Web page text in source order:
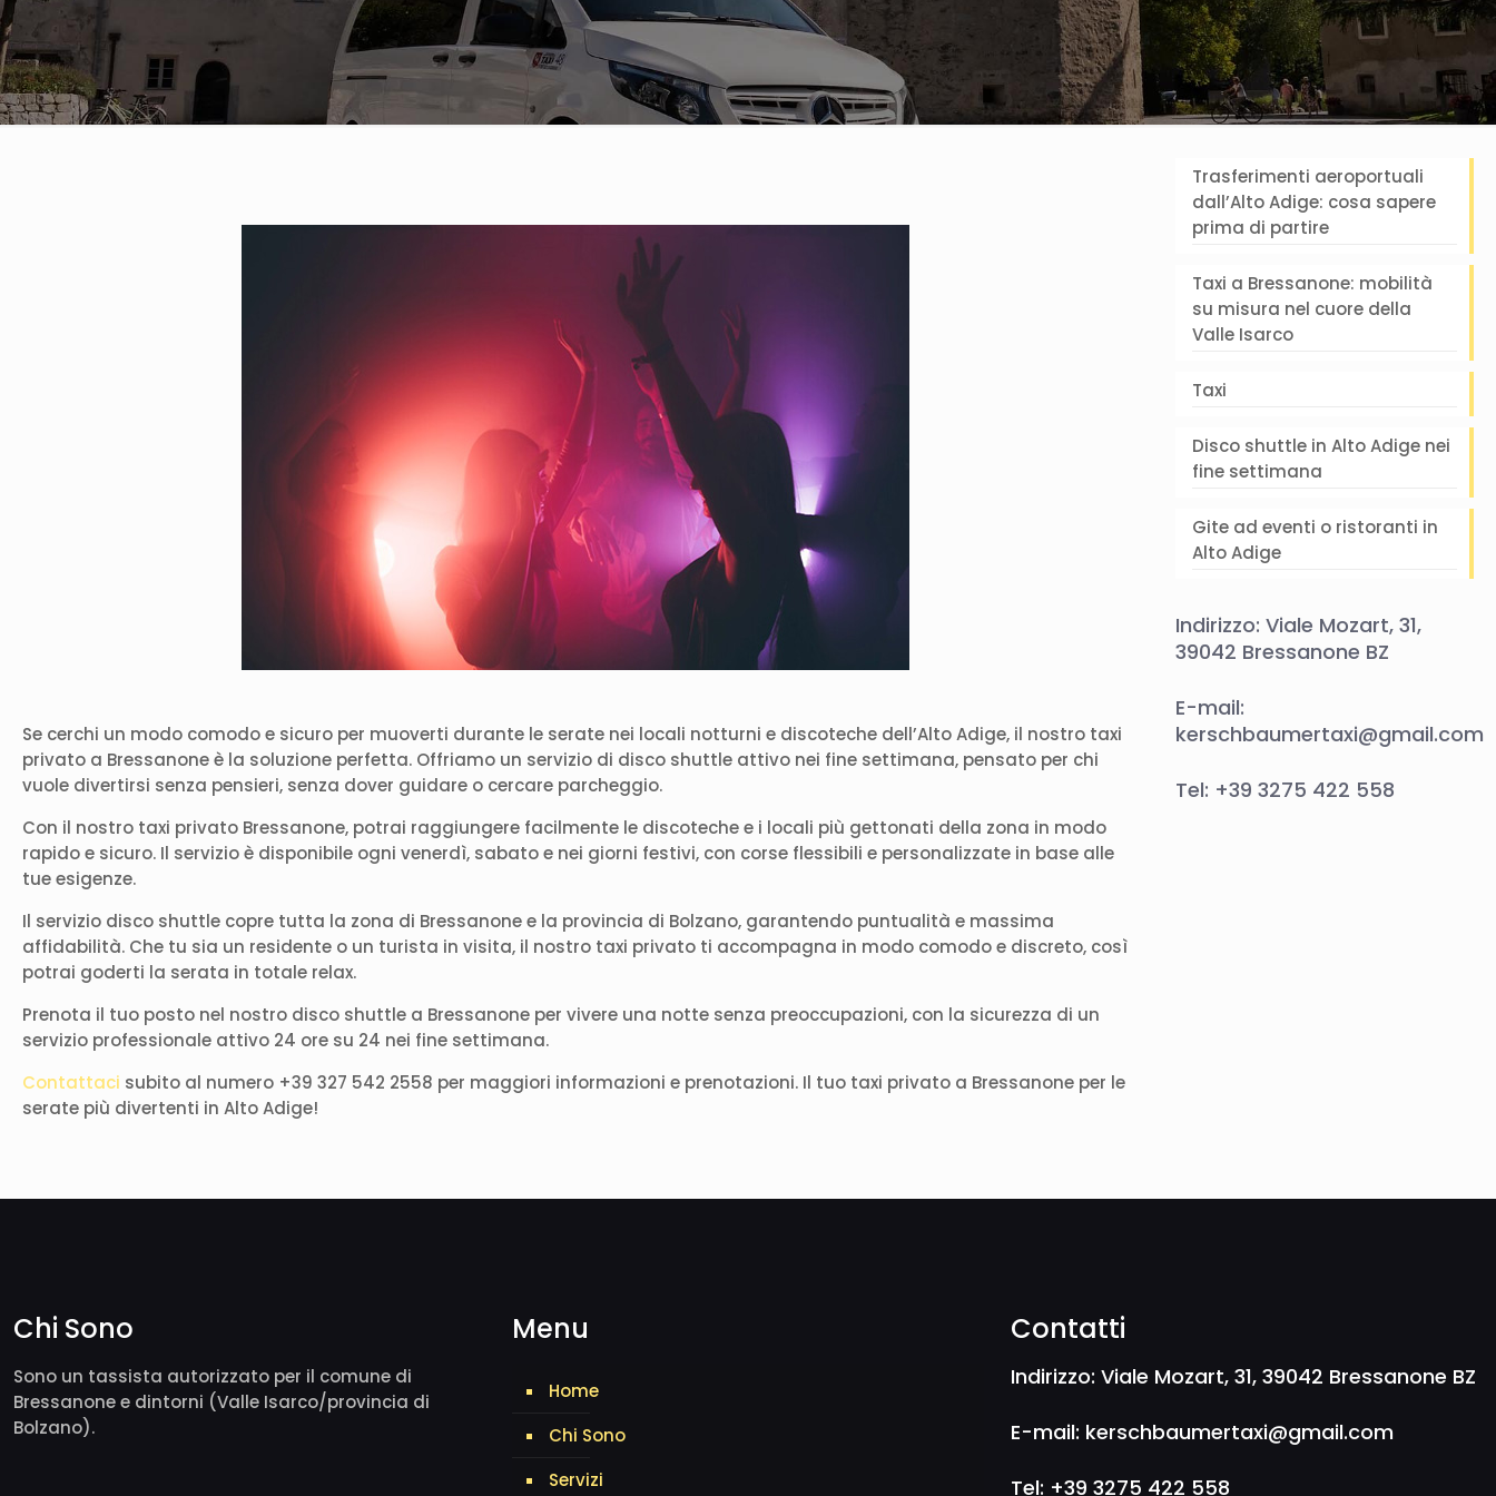
Se cerchi un modo comodo e sicuro per muoverti durante le serate nei locali notturni e discoteche dell’Alto Adige, il nostro taxi
privato a Bressanone è la soluzione perfetta. Offriamo un servizio di disco shuttle attivo nei fine settimana, pensato per chi
vuole divertirsi senza pensieri, senza dover guidare o cercare parcheggio.
Con il nostro taxi privato Bressanone, potrai raggiungere facilmente le discoteche e i locali più gettonati della zona in modo
rapido e sicuro. Il servizio è disponibile ogni venerdì, sabato e nei giorni festivi, con corse flessibili e personalizzate in base alle
tue esigenze.
Il servizio disco shuttle copre tutta la zona di Bressanone e la provincia di Bolzano, garantendo puntualità e massima
affidabilità. Che tu sia un residente o un turista in visita, il nostro taxi privato ti accompagna in modo comodo e discreto, così
potrai goderti la serata in totale relax.
Prenota il tuo posto nel nostro disco shuttle a Bressanone per vivere una notte senza preoccupazioni, con la sicurezza di un
servizio professionale attivo 24 ore su 24 nei fine settimana.
Contattaci subito al numero +39 327 542 2558 per maggiori informazioni e prenotazioni. Il tuo taxi privato a Bressanone per le
serate più divertenti in Alto Adige!
Trasferimenti aeroportuali
dall’Alto Adige: cosa sapere
prima di partire
Taxi a Bressanone: mobilità
su misura nel cuore della
Valle Isarco
Taxi
Disco shuttle in Alto Adige nei
fine settimana
Gite ad eventi o ristoranti in
Alto Adige
Indirizzo: Viale Mozart, 31,
39042 Bressanone BZ
E-mail:
kerschbaumertaxi@gmail.com
Tel: +39 3275 422 558
Chi Sono
Sono un tassista autorizzato per il comune di
Bressanone e dintorni (Valle Isarco/provincia di
Bolzano).
Menu
Home
Chi Sono
Servizi
Contatti
Indirizzo: Viale Mozart, 31, 39042 Bressanone BZ
E-mail: kerschbaumertaxi@gmail.com
Tel: +39 3275 422 558